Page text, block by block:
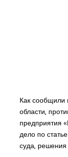
Как сообщили
области,
предприятия
дело по
суда, решения